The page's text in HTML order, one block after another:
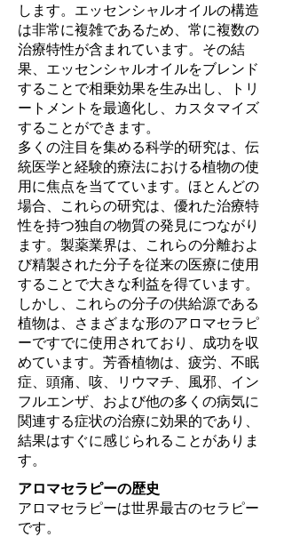
します。エッセンシャルオイルの構造
は非常に複雑であるため、常に複数の
治療特性が含まれています。その結
果、エッセンシャルオイルをブレンド
することで相乗効果を生み出し、トリ
ートメントを最適化し、カスタマイズ
することができます。
多くの注目を集める科学的研究は、伝
統医学と経験的療法における植物の使
用に焦点を当てています。ほとんどの
場合、これらの研究は、優れた治療特
性を持つ独自の物質の発見につながり
ます。製薬業界は、これらの分離およ
び精製された分子を従来の医療に使用
することで大きな利益を得ています。
しかし、これらの分子の供給源である
植物は、さまざまな形のアロマセラピ
ーですでに使用されており、成功を収
めています。芳香植物は、疲労、不眠
症、頭痛、咳、リウマチ、風邪、イン
フルエンザ、および他の多くの病気に
関連する症状の治療に効果的であり、
結果はすぐに感じられることがありま
す。
アロマセラピーの歴史
アロマセラピーは世界最古のセラピー
です。